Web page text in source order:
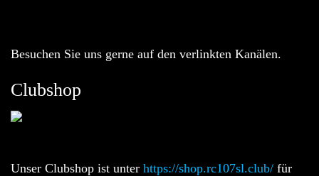
Besuchen Sie uns gerne auf den verlinkten Kanälen.
Clubshop
Unser Clubshop ist unter https://shop.rc107sl.club/ für